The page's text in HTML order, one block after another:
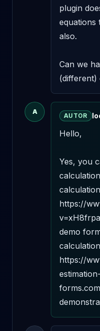
plugin
equations
also.
Can we
(different)
A
AUTOR
Hello,
Yes, you
https://
demo
https://